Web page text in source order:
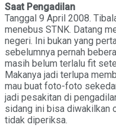
Saat Pengadilan
Tanggal 9 April 2008.
menebus STNK. Datang
negeri. Ini bukan yang
sebelumnya pernah
masih belum terlalu fit
Makanya jadi terlupa
mau buat foto-foto
jadi pesakitan di
sidang ini bisa diwakilkan
tidak diperiksa.